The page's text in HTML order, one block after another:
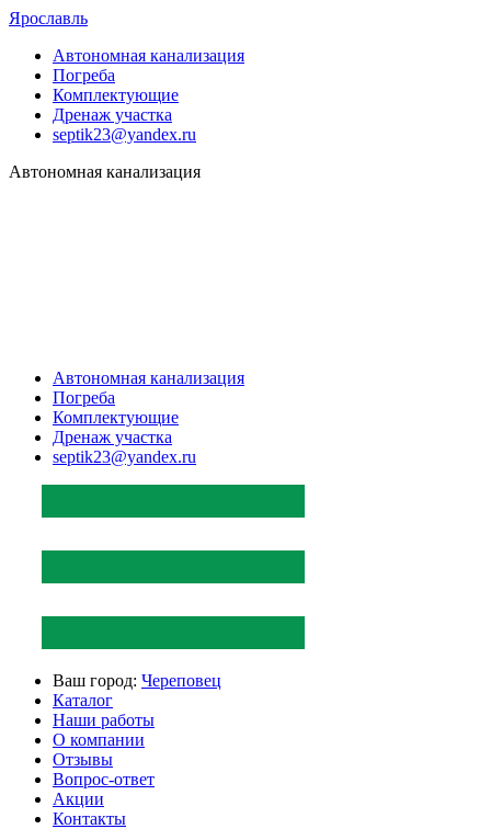
Ярославль
Автономная канализация
Погреба
Комплектующие
Дренаж участка
septik23@yandex.ru
Автономная канализация
Автономная канализация
Погреба
Комплектующие
Дренаж участка
septik23@yandex.ru
Ваш город: Череповец
Каталог
Наши работы
О компании
Отзывы
Вопрос-ответ
Акции
Контакты